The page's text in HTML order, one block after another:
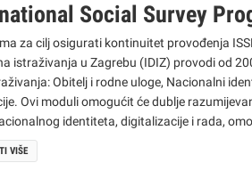
Social Survey
za cilj osigurati kontinuitet provođenja
istraživanja u Zagrebu (IDIZ) provodi od
Obitelj i rodne uloge, Nacionalni
Ovi moduli omogućit će dublje
identiteta, digitalizacije i rada,
VIŠE